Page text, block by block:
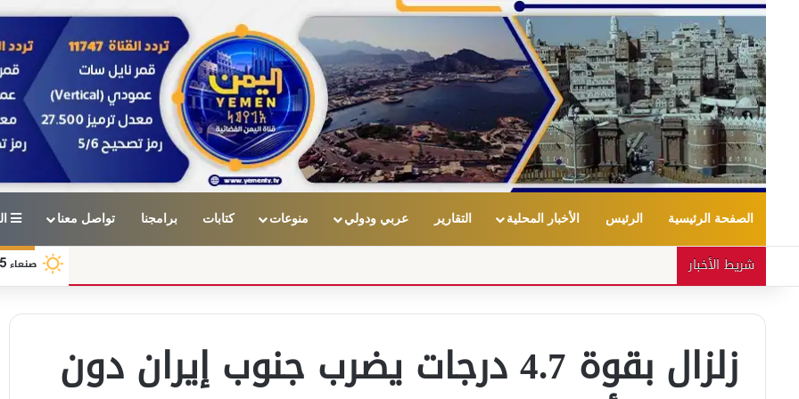
الصفحة الرئيسية الرئيس الأخبار المحلية التقارير عربي ودولي منوعات كتابات برامجنا تواصل معنا
شريط الأخبار صنعاء
زلزال بقوة 4.7 درجات يضرب جنوب إيران دون